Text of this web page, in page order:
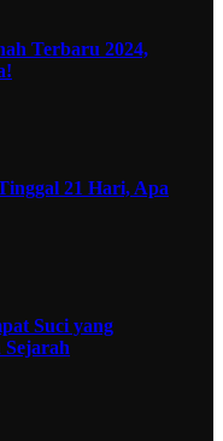
Terbaru 2024,
21 Hari, Apa
Suci yang